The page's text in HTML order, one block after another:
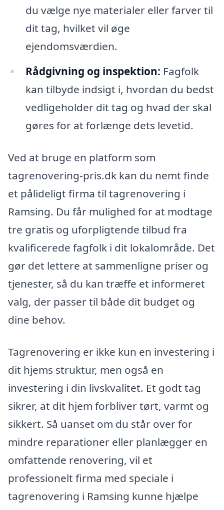
du vælge nye materialer eller farver til
dit tag, hvilket vil øge
ejendomsværdien.
Rådgivning og inspektion: Fagfolk
kan tilbyde indsigt i, hvordan du bedst
vedligeholder dit tag og hvad der skal
gøres for at forlænge dets levetid.
Ved at bruge en platform som
tagrenovering-pris.dk kan du nemt finde
et pålideligt firma til tagrenovering i
Ramsing. Du får mulighed for at modtage
tre gratis og uforpligtende tilbud fra
kvalificerede fagfolk i dit lokalområde. Det
gør det lettere at sammenligne priser og
tjenester, så du kan træffe et informeret
valg, der passer til både dit budget og
dine behov.
Tagrenovering er ikke kun en investering i
dit hjems struktur, men også en
investering i din livskvalitet. Et godt tag
sikrer, at dit hjem forbliver tørt, varmt og
sikkert. Så uanset om du står over for
mindre reparationer eller planlægger en
omfattende renovering, vil et
professionelt firma med speciale i
tagrenovering i Ramsing kunne hjælpe